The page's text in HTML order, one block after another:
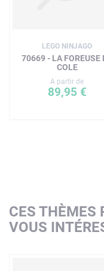
LEGO NINJAGO
70669 - LA FOREUSE
COLE
A partir de
89,95 €
CES THÈMES
VOUS